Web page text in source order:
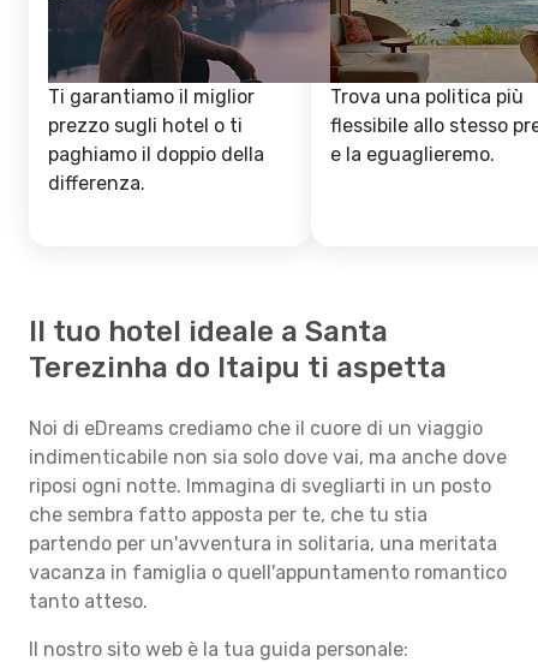
Ti garantiamo il miglior
prezzo sugli hotel o ti
paghiamo il doppio della
differenza.
Trova una politica più
flessibile allo stesso
e la eguaglieremo.
Il tuo hotel ideale a Santa
Terezinha do Itaipu ti aspetta
Noi di eDreams crediamo che il cuore di un viaggio
indimenticabile non sia solo dove vai, ma anche dove
riposi ogni notte. Immagina di svegliarti in un posto
che sembra fatto apposta per te, che tu stia
partendo per un'avventura in solitaria, una meritata
vacanza in famiglia o quell'appuntamento romantico
tanto atteso.
Il nostro sito web è la tua guida personale: